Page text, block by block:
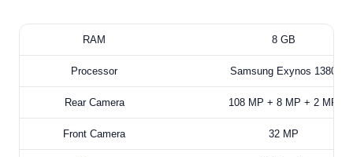
RAM 8 GB
Processor Samsung Exynos 1380
Rear Camera 108 MP + 8 MP + 2 MP
Front Camera 32 MP